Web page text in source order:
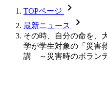
TOPページ chevron_forward
最新ニュース chevron_forward
その時、自分の命を、
学が学生対象の「災害
講 ～災害時のボラン